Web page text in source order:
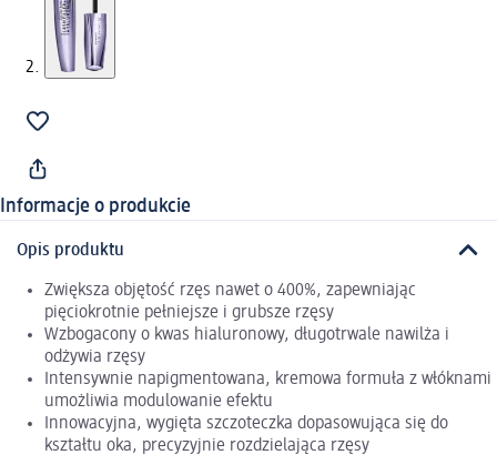
Informacje o produkcie
Opis produktu
Zwiększa objętość rzęs nawet o 400%, zapewniając
pięciokrotnie pełniejsze i grubsze rzęsy
Wzbogacony o kwas hialuronowy, długotrwale nawilża i
odżywia rzęsy
Intensywnie napigmentowana, kremowa formuła z włóknami
umożliwia modulowanie efektu
Innowacyjna, wygięta szczoteczka dopasowująca się do
kształtu oka, precyzyjnie rozdzielająca rzęsy